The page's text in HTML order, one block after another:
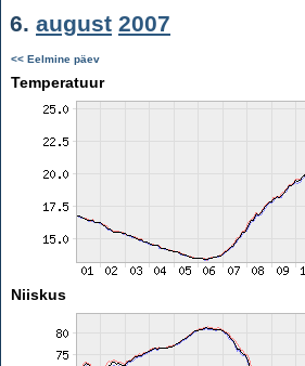
6. august 2007
<< Eelmine päev
Temperatuur
Niiskus